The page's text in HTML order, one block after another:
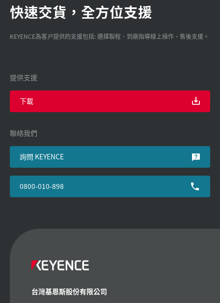
快速交貨，全方位支援
KEYENCE為客戸提供的支援包括: 選擇製程、到廠指導線上操作、售後支援。
提供支援
下載
聯絡我們
詢問 KEYENCE
0800-010-898
台灣基恩斯股份有限公司